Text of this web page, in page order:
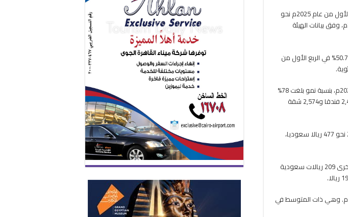
كتبت- سها ممدوح – وكالات: بلغ معدل إشغال الغرف في الفنادق السعودية خلال الربع الأول من عام 2025م نحو
63% مسجلا ارتفاعا بمقدار 2.1 نقطة مئوية مقارنة بنحو 60.9% في الربع الأول من عام 2024م، وفق بيانات الهيئة
فيما انخفض معدل إشغال الغرف في الشقق المخدومة ومرافق الضيافة الأخرى إلى نحو 50.7% في الربع الأول من
وشهدت مرافق الضيافة السياحية المرخصة ارتفاعا في عددها بنهاية الربع الأول من عام 2025م، بنسبة نمو بلغت 78%
مقارنة بالربع المماثل من عام 2024م، حيث بلغ إجمالي عدد المرافق 4,988 مرفقا، منها 2,414 فندقا و2,574 شقة
سجل متوسط السعر اليومي للغرفة في الفنادق السعودية خلال الربع الأول من عام 2025 نحو 477 ريالا سعوديا،
في المقابل، بلغ متوسط السعر اليومي للغرفة في الشقق المخدومة ومرافق الضيافة الأخرى 209 ريالات سعودية
بلغ متوسط مدة إقامة النزيل في الفنادق ما يقارب 4.1 ليلة خلال الربع الأول من عام 2025م. وهي ذات المتوسط في